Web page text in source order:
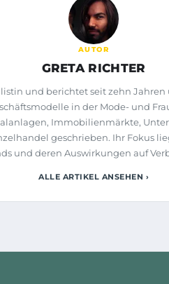
AUTOR
GRETA RICHTER
und berichtet seit zehn
in der Mode- und
Immobilienmärkte,
geschrieben. Ihr Fokus
und deren Auswirkungen auf
ALLE ARTIKEL ANSEHEN ›